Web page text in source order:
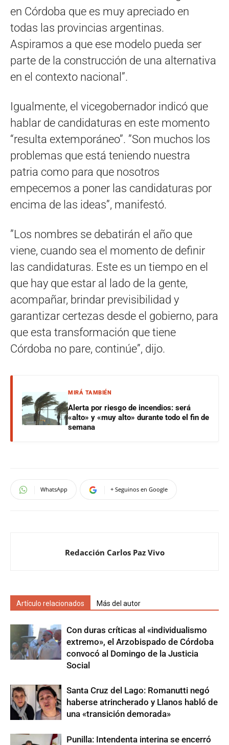
en Córdoba que es muy apreciado en
todas las provincias argentinas.
Aspiramos a que ese modelo pueda ser
parte de la construcción de una alternativa
en el contexto nacional”.
Igualmente, el vicegobernador indicó que
hablar de candidaturas en este momento
“resulta extemporáneo”. ”Son muchos los
problemas que está teniendo nuestra
patria como para que nosotros
empecemos a poner las candidaturas por
encima de las ideas”, manifestó.
”Los nombres se debatirán el año que
viene, cuando sea el momento de definir
las candidaturas. Este es un tiempo en el
que hay que estar al lado de la gente,
acompañar, brindar previsibilidad y
garantizar certezas desde el gobierno, para
que esta transformación que tiene
Córdoba no pare, continúe”, dijo.
MIRÁ TAMBIÉN
Alerta por riesgo de incendios: será
«alto» y «muy alto» durante todo el fin de
semana
WhatsApp + Seguinos en Google
Redacción Carlos Paz Vivo
Artículo relacionados Más del autor
Con duras críticas al «individualismo
extremo», el Arzobispado de Córdoba
convocó al Domingo de la Justicia
Social
Santa Cruz del Lago: Romanutti negó
haberse atrincherado y Llanos habló de
una «transición demorada»
Punilla: Intendenta interina se encerró